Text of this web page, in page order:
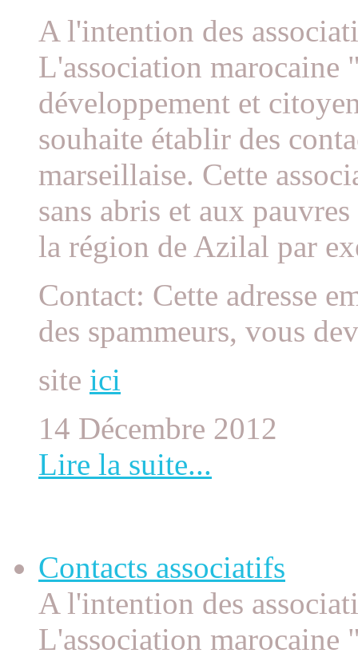
A l'intention des
L'association marocaine
développement et
souhaite établir des
marseillaise. Cette
sans abris et aux
la région de Azilal par
Contact: Cette adresse
des spammeurs, vous
site ici
14 Décembre 2012
Lire la suite...
Contacts associatifs
A l'intention des
L'association marocaine